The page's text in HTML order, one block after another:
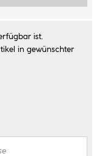
ist.
in gewünschter